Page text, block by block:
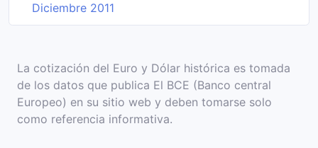
Diciembre 2011
La cotización del Euro y Dólar histórica es tomada
de los datos que publica El BCE (Banco central
Europeo) en su sitio web y deben tomarse solo
como referencia informativa.